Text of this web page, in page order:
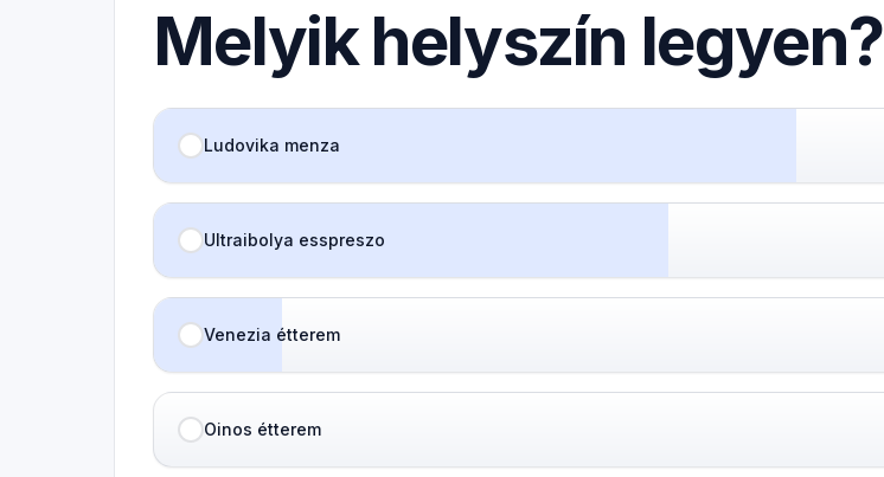
Melyik helyszín legyen?
Ludovika menza
Ultraibolya esspreszo
Venezia étterem
Oinos étterem